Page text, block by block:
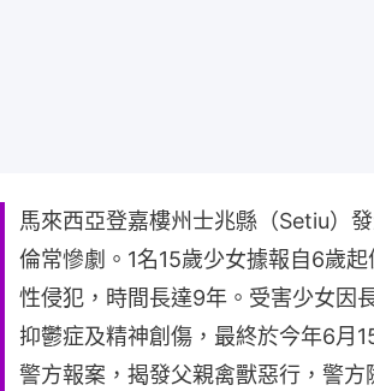
馬來西亞登嘉樓州士兆縣（Setiu）
倫常慘劇。1名15歲少女據報自6歲
性侵犯，時間長達9年。受害少女因
抑鬱症及精神創傷，最終於今年6月
警方報案，揭發父親禽獸惡行，警方